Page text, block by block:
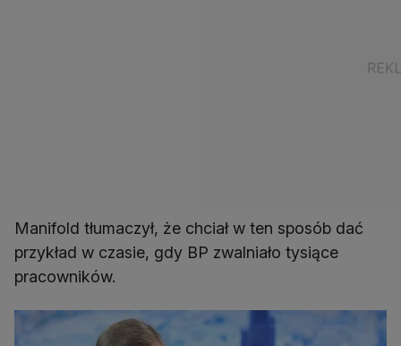
Manifold tłumaczył, że chciał w ten sposób dać
przykład w czasie, gdy BP zwalniało tysiące
pracowników.